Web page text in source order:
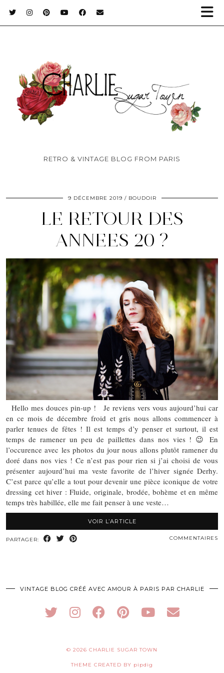
RETRO & VINTAGE BLOG FROM PARIS
9 DÉCEMBRE 2019 BOUDOIR
LE RETOUR DES
ANNEES 20 ?
Hello mes douces pin-up ! Je reviens vers vous aujourd’hui car
en ce mois de décembre froid et gris nous allons commencer à
parler tenues de fêtes ! Il est temps d’y penser et surtout, il est
temps de ramener un peu de paillettes dans nos vies ! 😉 En
l’occurence avec les photos du jour nous allons plutôt ramener du
doré dans nos vies ! Ce n’est pas pour rien si j’ai choisi de vous
présenter aujourd’hui ma veste favorite de l’hiver signée Derhy.
C’est parce qu’elle a tout pour devenir une pièce iconique de votre
dressing cet hiver : Fluide, originale, brodée, bohème et en même
temps très habillée, elle me fait penser à une veste…
VOIR L’ARTICLE
PARTAGER: COMMENTAIRES
VINTAGE BLOG CRÉÉ AVEC AMOUR À PARIS PAR CHARLIE
© 2026 CHARLIE SUGAR TOWN
THEME CREATED BY pipdig